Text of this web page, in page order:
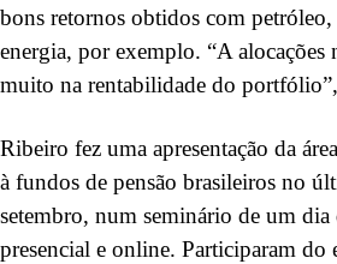
bons retornos obtidos com
energia, por exemplo. “A alocações
muito na rentabilidade do
Ribeiro fez uma apresentação da
à fundos de pensão brasileiros no
setembro, num seminário de um
presencial e online. Participaram do